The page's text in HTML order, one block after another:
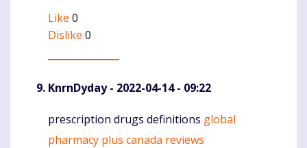
Like 0
Dislike 0
KnrnDyday- 2022-04-14 - 09:22
Komentaras
prescription drugs definitions global
pharmacy plus canada reviews